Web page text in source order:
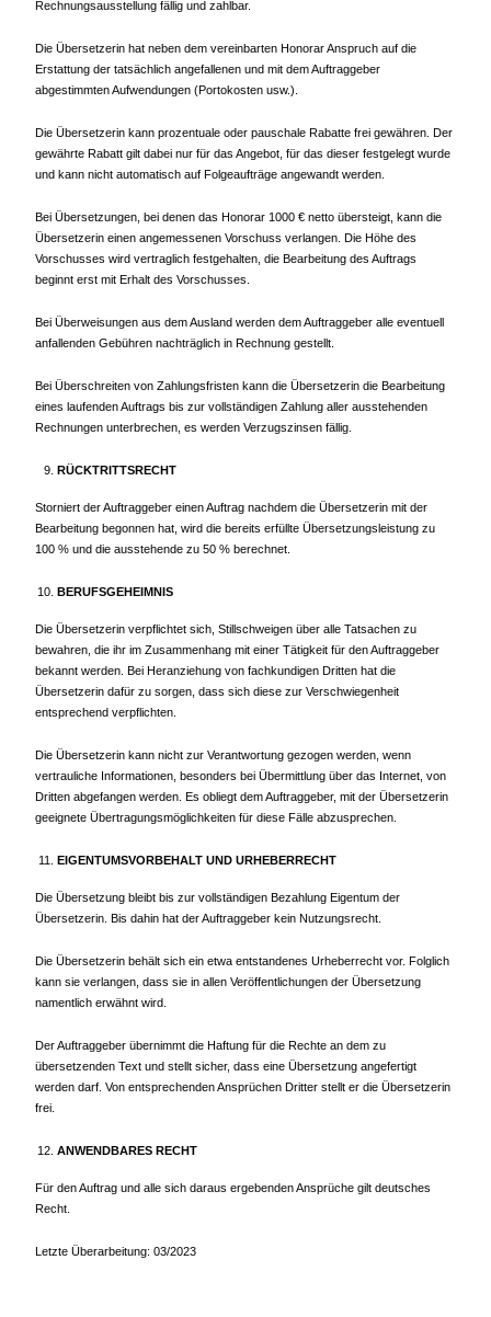
Rechnungsausstellung fällig und zahlbar.
Die Übersetzerin hat neben dem vereinbarten Honorar Anspruch auf die
Erstattung der tatsächlich angefallenen und mit dem Auftraggeber
abgestimmten Aufwendungen (Portokosten usw.).
Die Übersetzerin kann prozentuale oder pauschale Rabatte frei gewähren. Der
gewährte Rabatt gilt dabei nur für das Angebot, für das dieser festgelegt wurde
und kann nicht automatisch auf Folgeaufträge angewandt werden.
Bei Übersetzungen, bei denen das Honorar 1000 € netto übersteigt, kann die
Übersetzerin einen angemessenen Vorschuss verlangen. Die Höhe des
Vorschusses wird vertraglich festgehalten, die Bearbeitung des Auftrags
beginnt erst mit Erhalt des Vorschusses.
Bei Überweisungen aus dem Ausland werden dem Auftraggeber alle eventuell
anfallenden Gebühren nachträglich in Rechnung gestellt.
Bei Überschreiten von Zahlungsfristen kann die Übersetzerin die Bearbeitung
eines laufenden Auftrags bis zur vollständigen Zahlung aller ausstehenden
Rechnungen unterbrechen, es werden Verzugszinsen fällig.
RÜCKTRITTSRECHT
Storniert der Auftraggeber einen Auftrag nachdem die Übersetzerin mit der
Bearbeitung begonnen hat, wird die bereits erfüllte Übersetzungsleistung zu
100 % und die ausstehende zu 50 % berechnet.
BERUFSGEHEIMNIS
Die Übersetzerin verpflichtet sich, Stillschweigen über alle Tatsachen zu
bewahren, die ihr im Zusammenhang mit einer Tätigkeit für den Auftraggeber
bekannt werden. Bei Heranziehung von fachkundigen Dritten hat die
Übersetzerin dafür zu sorgen, dass sich diese zur Verschwiegenheit
entsprechend verpflichten.
Die Übersetzerin kann nicht zur Verantwortung gezogen werden, wenn
vertrauliche Informationen, besonders bei Übermittlung über das Internet, von
Dritten abgefangen werden. Es obliegt dem Auftraggeber, mit der Übersetzerin
geeignete Übertragungsmöglichkeiten für diese Fälle abzusprechen.
EIGENTUMSVORBEHALT UND URHEBERRECHT
Die Übersetzung bleibt bis zur vollständigen Bezahlung Eigentum der
Übersetzerin. Bis dahin hat der Auftraggeber kein Nutzungsrecht.
Die Übersetzerin behält sich ein etwa entstandenes Urheberrecht vor. Folglich
kann sie verlangen, dass sie in allen Veröffentlichungen der Übersetzung
namentlich erwähnt wird.
Der Auftraggeber übernimmt die Haftung für die Rechte an dem zu
übersetzenden Text und stellt sicher, dass eine Übersetzung angefertigt
werden darf. Von entsprechenden Ansprüchen Dritter stellt er die Übersetzerin
frei.
ANWENDBARES RECHT
Für den Auftrag und alle sich daraus ergebenden Ansprüche gilt deutsches
Recht.
Letzte Überarbeitung: 03/2023